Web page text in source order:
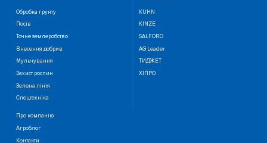
Обробка грунту
Посiв
Точне землеробство
Внесення добрив
Мульчування
Захист рослин
Зелена лінія
Спецтехніка
KUHN
KINZE
SALFORD
AG Leader
ТИДЖЕТ
ХІПРО
Про компанію
Агроблог
Контакти